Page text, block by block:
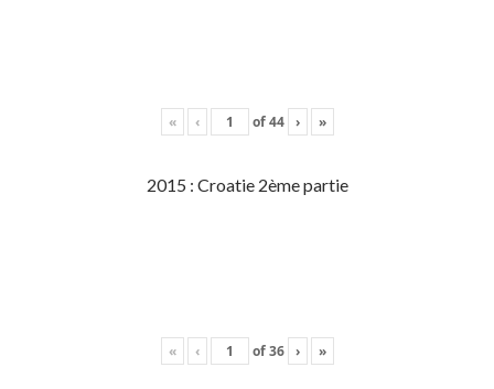
« ‹ of44 › »
2015 : Croatie 2ème partie
« ‹ of36 › »